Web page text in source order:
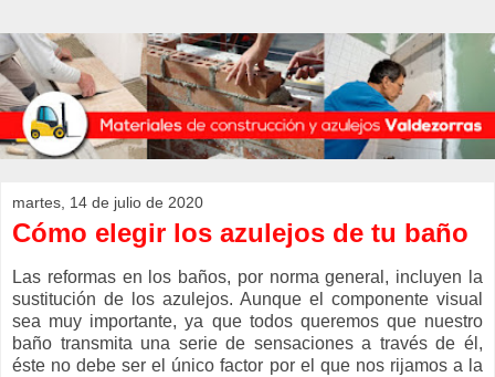
martes, 14 de julio de 2020
Cómo elegir los azulejos de tu baño
Las reformas en los baños, por norma general, incluyen la
sustitución de los azulejos. Aunque el componente visual
sea muy importante, ya que todos queremos que nuestro
baño transmita una serie de sensaciones a través de él,
éste no debe ser el único factor por el que nos rijamos a la